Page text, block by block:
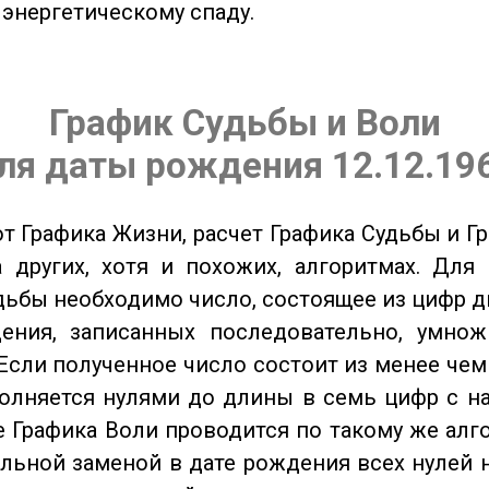
спаду.
График Судьбы и Воли
даты рождения
Графика Жизни, расчет Графика Судьбы и
других, хотя и похожих, алгоритмах. Для
необходимо число, состоящее из цифр
записанных последовательно,
полученное число состоит из менее
нулями до длины в семь цифр с
Графика Воли проводится по такому же
заменой в дате рождения всех нулей